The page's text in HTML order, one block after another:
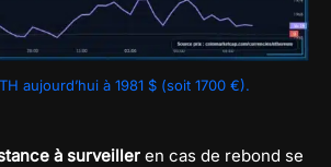
aujourd’hui à 1981 $ (soit 1700 €).
à surveiller en cas de rebond se